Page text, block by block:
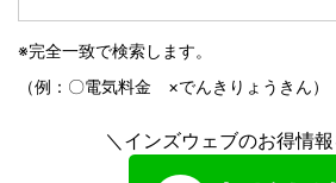
※完全一致で検索します。
（例：〇電気料金 ×でんきりょうきん）
＼インズウェブのお得情